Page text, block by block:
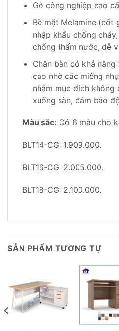
Gỗ công nghiệp cao
Bề mặt Melamine (cốt
nhập khẩu chống
chống thấm nước, dễ
Chân bàn có khả
cao nhờ các miếng
nhằm mục đích không
xuống sàn, đảm bảo
Màu sắc: Có 6 màu cho
BLT14-CG: 1.909.000.
BLT16-CG: 2.005.000.
BLT18-CG: 2.100.000.
SẢN PHẨM TƯƠNG TỰ